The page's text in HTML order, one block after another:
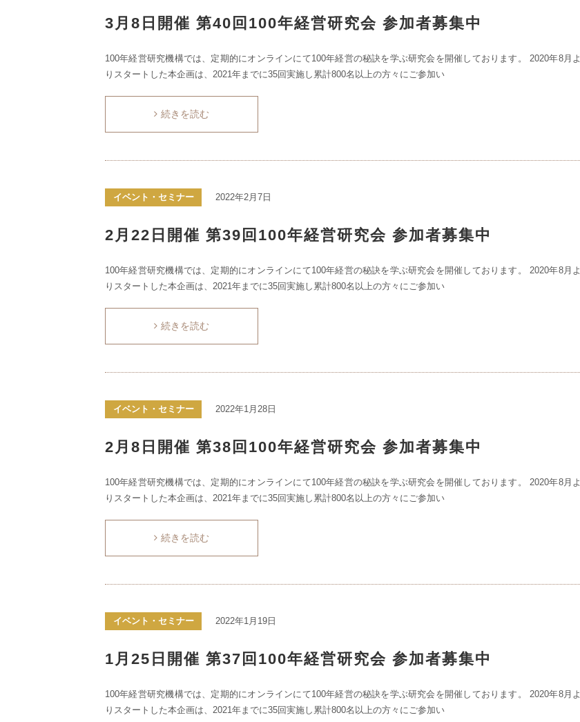
3月8日開催 第40回100年経営研究会 参加者募集中
100年経営研究機構では、定期的にオンラインにて100年経営の秘訣を学ぶ研究会を開催しております。 2020年8月よ
りスタートした本企画は、2021年までに35回実施し累計800名以上の方々にご参加い
続きを読む
イベント・セミナー 2022年2月7日
2月22日開催 第39回100年経営研究会 参加者募集中
100年経営研究機構では、定期的にオンラインにて100年経営の秘訣を学ぶ研究会を開催しております。 2020年8月よ
りスタートした本企画は、2021年までに35回実施し累計800名以上の方々にご参加い
続きを読む
イベント・セミナー 2022年1月28日
2月8日開催 第38回100年経営研究会 参加者募集中
100年経営研究機構では、定期的にオンラインにて100年経営の秘訣を学ぶ研究会を開催しております。 2020年8月よ
りスタートした本企画は、2021年までに35回実施し累計800名以上の方々にご参加い
続きを読む
イベント・セミナー 2022年1月19日
1月25日開催 第37回100年経営研究会 参加者募集中
100年経営研究機構では、定期的にオンラインにて100年経営の秘訣を学ぶ研究会を開催しております。 2020年8月よ
りスタートした本企画は、2021年までに35回実施し累計800名以上の方々にご参加い